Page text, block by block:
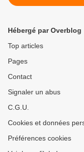
Bertelle (ill.)
Hébergé par Overblog
Top articles
Pages
Contact
Signaler un abus
C.G.U.
Cookies et données
Préférences cookies